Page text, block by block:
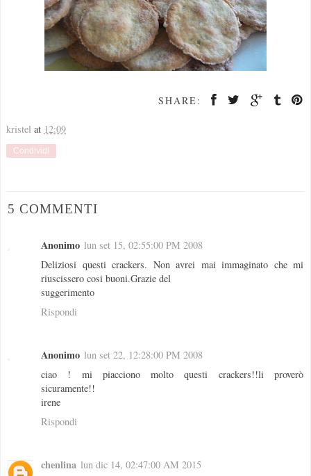
SHARE:
kristel at 12:09
Condividi
5 COMMENTI
Anonimo lun set 15, 02:55:00 PM 2008
Deliziosi questi crackers. Non avrei mai immaginato che mi
riuscissero cosi buoni.Grazie del
suggerimento
Rispondi
Anonimo lun set 22, 12:28:00 PM 2008
ciao ! mi piacciono molto questi crackers!!li proverò
sicuramente!!
irene
Rispondi
chenlina lun dic 14, 02:47:00 AM 2015